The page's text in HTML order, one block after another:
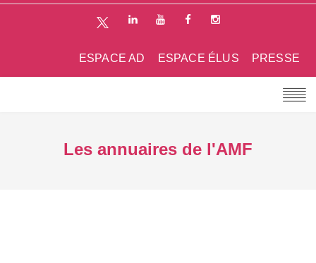
PRESSE
ESPACE ÉLUS
ESPACE AD
Les annuaires de l'AMF